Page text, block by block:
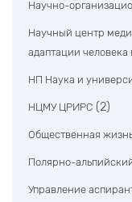
Научно-
Научный центр
адаптации человека
НП Наука и
НЦМУ ЦРИРС (2)
Общественная
Полярно-
Управление